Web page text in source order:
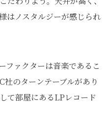
はノスタルジーが感じられ
ファクターは音楽であるこ
のターンテーブルがあり
て部屋にあるLPレコード